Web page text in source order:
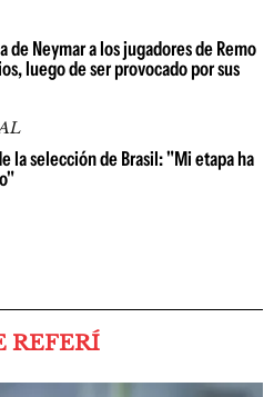
de Neymar a los jugadores de Remo
luego de ser provocado por sus
la selección de Brasil: "Mi etapa ha
REFERÍ